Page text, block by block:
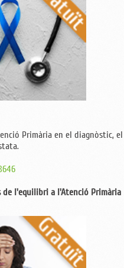
Primària en el diagnòstic,
l'equilibri a l'Atenció Primària